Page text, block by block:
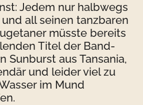
Jedem nur halbwegs
all seinen tanzbaren
müsste bereits
Titel der Band-
Sunburst aus Tansania,
und leider viel zu
im Mund